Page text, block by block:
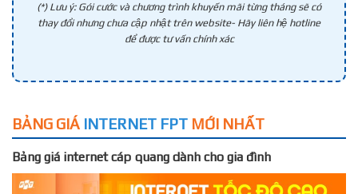
(*) Lưu ý: Gói cước và chương trình khuyến mãi từng tháng sẽ có
thay đổi nhưng chưa cập nhật trên website- Hãy liên hệ hotline
để được tư vấn chính xác
BẢNG GIÁ INTERNET FPT MỚI NHẤT
Bảng giá internet cáp quang dành cho gia đình